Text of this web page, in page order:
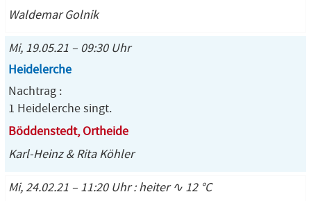
Waldemar Golnik
Mi, 19.05.21 – 09:30 Uhr
Heidelerche
Nachtrag :
1 Heidelerche singt.
Böddenstedt, Ortheide
Karl-Heinz & Rita Köhler
Mi, 24.02.21 – 11:20 Uhr : heiter ∿ 12 °C